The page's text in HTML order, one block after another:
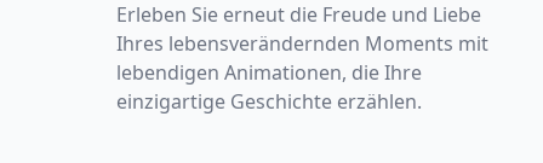
Erleben Sie erneut die Freude und Liebe
Ihres lebensverändernden Moments mit
lebendigen Animationen, die Ihre
einzigartige Geschichte erzählen.